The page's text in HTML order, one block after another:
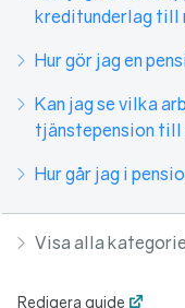
kreditunderlag till
Hur gör jag en
Kan jag se vilka
tjänstepension till
Hur går jag i
Visa alla
Redigera guide